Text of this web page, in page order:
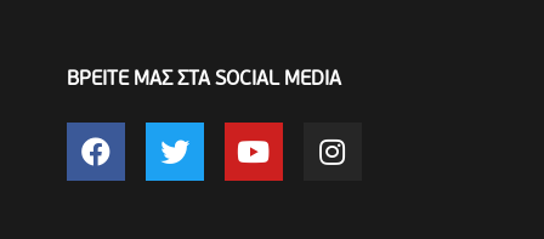
ΒΡΕΙΤΕ ΜΑΣ ΣΤΑ SOCIAL MEDIA